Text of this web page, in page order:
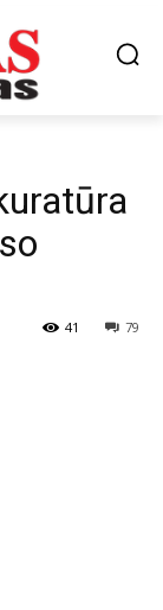
79
41